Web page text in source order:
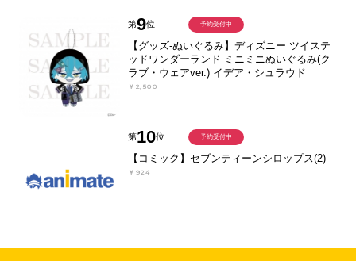
第9位
【グッズ-ぬいぐるみ】ディズニー ツイステ
ッドワンダーランド ミニミニぬいぐるみ(ク
ラブ・ウェアver.) イデア・シュラウド
￥2,500
予約受付中
第10位
【コミック】セブンティーンシロップス(2)
￥924
予約受付中